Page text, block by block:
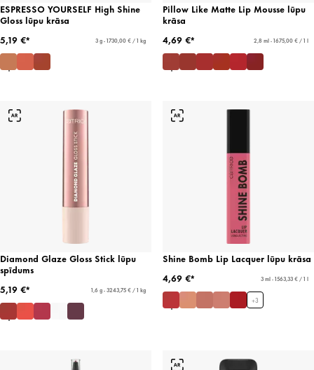
ESPRESSO YOURSELF High Shine
Gloss lūpu krāsa
5,19 €*
3 g - 1730,00 € / 1 kg
Pillow Like Matte Lip Mousse lūpu
krāsa
4,69 €*
2,8 ml - 1675,00 € / 1 l
Diamond Glaze Gloss Stick lūpu
spīdums
5,19 €*
1,6 g - 3243,75 € / 1 kg
Shine Bomb Lip Lacquer lūpu krāsa
4,69 €*
3 ml - 1563,33 € / 1 l
+3